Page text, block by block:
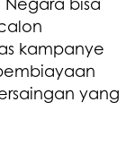
kampanye
yang